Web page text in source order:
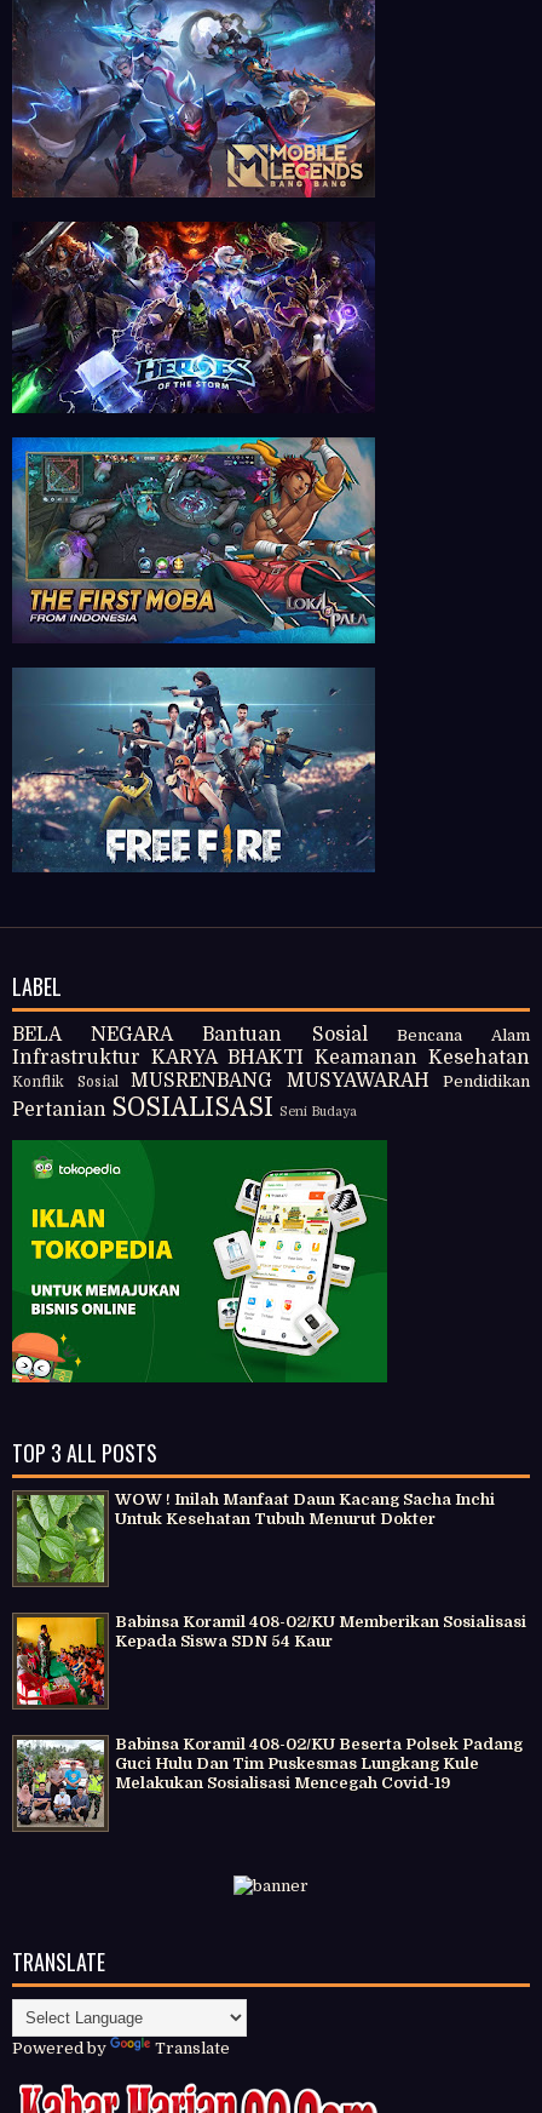
LABEL
BELA NEGARA Bantuan Sosial Bencana Alam
Infrastruktur KARYA BHAKTI Keamanan Kesehatan
Konflik Sosial MUSRENBANG MUSYAWARAH Pendidikan
Pertanian SOSIALISASI Seni Budaya
TOP 3 ALL POSTS
WOW ! Inilah Manfaat Daun Kacang Sacha Inchi
Untuk Kesehatan Tubuh Menurut Dokter
Babinsa Koramil 408-02/KU Memberikan Sosialisasi
Kepada Siswa SDN 54 Kaur
Babinsa Koramil 408-02/KU Beserta Polsek Padang
Guci Hulu Dan Tim Puskesmas Lungkang Kule
Melakukan Sosialisasi Mencegah Covid-19
TRANSLATE
Powered by Translate